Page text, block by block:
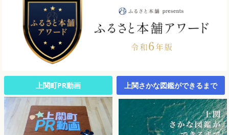
上関町PR動画 上関さかな図鑑ができるまで